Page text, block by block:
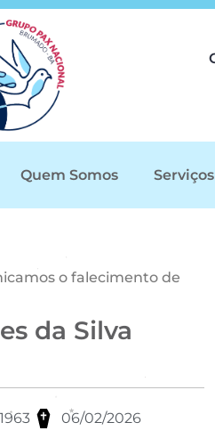
Quem Somos Serviços
o falecimento de
da Silva
06/02/2026